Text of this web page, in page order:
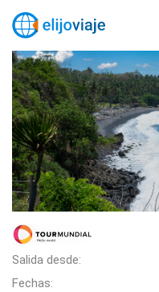
Salida desde:
Fechas: